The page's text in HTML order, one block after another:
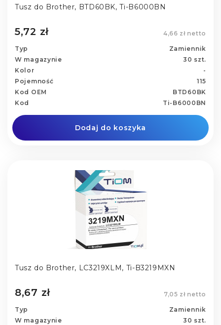
Tusz do Brother, BTD60BK, Ti-B6000BN
5,72 zł 4,66 zł netto
Typ
Zamiennik
W magazynie
30 szt.
Kolor
-
Pojemność
115
Kod OEM
BTD60BK
Kod
Ti-B6000BN
Dodaj do koszyka
Tusz do Brother, LC3219XLM, Ti-B3219MXN
8,67 zł 7,05 zł netto
Typ
Zamiennik
W magazynie
30 szt.